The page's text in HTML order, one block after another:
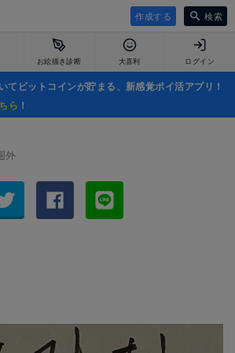
作成する 検索
お絵描き診断 大喜利 ログイン
てビットコインが貯まる、新感覚ポイ活アプリ！
ら ！
外